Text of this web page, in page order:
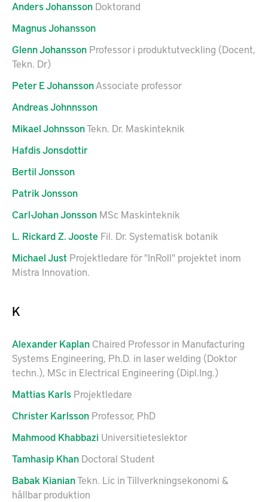
AndersJohansson Doktorand
MagnusJohansson
GlennJohansson Professor i produktutveckling (Docent,
Tekn. Dr)
Peter EJohanssonAssociate professor
AndreasJohnnsson
MikaelJohnssonTekn. Dr. Maskinteknik
HafdisJonsdottir
BertilJonsson
PatrikJonsson
Carl-JohanJonsson MSc Maskinteknik
L. Rickard Z.Jooste Fil. Dr. Systematisk botanik
MichaelJust Projektledare för "InRoll" projektet inom
Mistra Innovation.
K
Alexander Kaplan Chaired Professor in Manufacturing
Systems Engineering, Ph.D. in laser welding (Doktor
techn.), MSc in Electrical Engineering (Dipl.Ing.)
Mattias Karls Projektledare
Christer Karlsson Professor, PhD
Mahmood Khabbazi Universitieteslektor
Tamhasip Khan Doctoral Student
Babak KianianTekn. Lic in Tillverkningsekonomi &
hållbar produktion